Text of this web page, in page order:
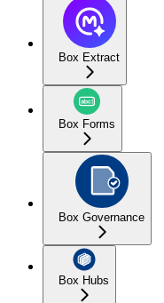
Box Extract
Box Forms
Box Governance
Box Hubs